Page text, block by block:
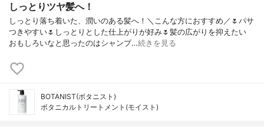
しっとりツヤ髪へ！
しっとり落ち着いた、潤いのある髪へ！＼こんな方におすすめ／🌷パサ
つきやすい🌷しっとりとした仕上がりが好み🌷髪の広がりを抑えたい
おもしろいなと思ったのはシャンプ…続きを見る
BOTANIST(ボタニスト)
ボタニカルトリートメント(モイスト)